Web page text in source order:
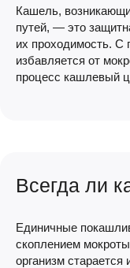
Кашель,
путей, — это
их проходимость.
избавляется от
процесс кашлевый
Всегда ли
Единичные
скоплением
организм старается